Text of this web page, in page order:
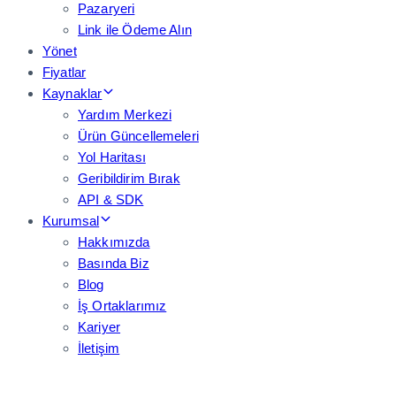
Pazaryeri
Link ile Ödeme Alın
Yönet
Fiyatlar
Kaynaklar
Yardım Merkezi
Ürün Güncellemeleri
Yol Haritası
Geribildirim Bırak
API & SDK
Kurumsal
Hakkımızda
Basında Biz
Blog
İş Ortaklarımız
Kariyer
İletişim